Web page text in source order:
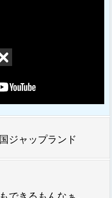
ジャップランド